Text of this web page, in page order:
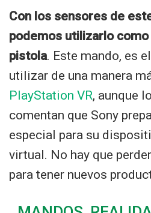
Con los sensores de
podemos utilizarlo como
pistola. Este mando, es
utilizar de una manera
PlayStation VR, aunque
comentan que Sony
especial para su
virtual. No hay que
para tener nuevos